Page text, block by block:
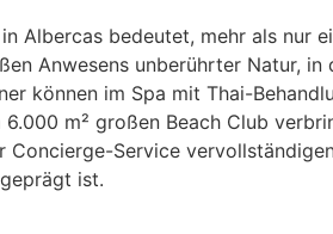
Albercas bedeutet, mehr als nur
Anwesens unberührter Natur,
können im Spa mit Thai-
6.000 m² großen Beach Club
Concierge-Service
ist.